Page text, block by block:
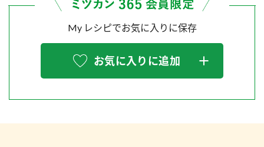
My レシピでお気に入りに保存
お気に入りに追加